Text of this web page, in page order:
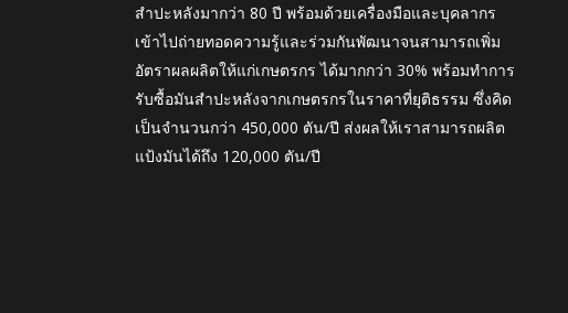
สำปะหลังมากว่า 80 ปี พร้อมด้วยเครื่องมือและบุคลากร
เข้าไปถ่ายทอดความรู้และร่วมกันพัฒนาจนสามารถเพิ่ม
อัตราผลผลิตให้แก่เกษตรกร ได้มากกว่า 30% พร้อมทำการ
รับซื้อมันสำปะหลังจากเกษตรกรในราคาที่ยุติธรรม ซึ่งคิด
เป็นจำนวนกว่า 450,000 ตัน/ปี ส่งผลให้เราสามารถผลิต
แป้งมันได้ถึง 120,000 ตัน/ปี